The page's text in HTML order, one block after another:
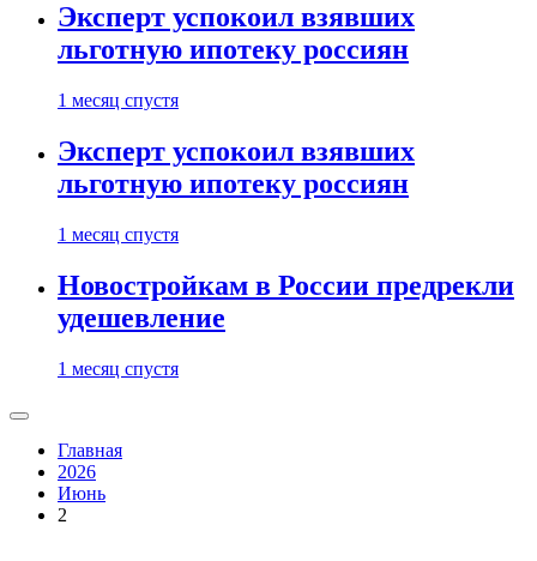
Эксперт успокоил взявших
льготную ипотеку россиян
1 месяц спустя
Эксперт успокоил взявших
льготную ипотеку россиян
1 месяц спустя
Новостройкам в России предрекли
удешевление
1 месяц спустя
Главная
2026
Июнь
2